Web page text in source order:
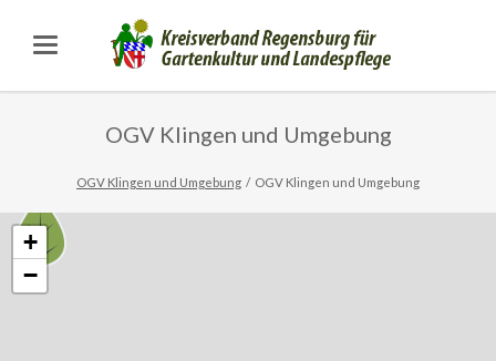
OGV Klingen und Umgebung
OGV Klingen und Umgebung OGV Klingen und Umgebung
+
−